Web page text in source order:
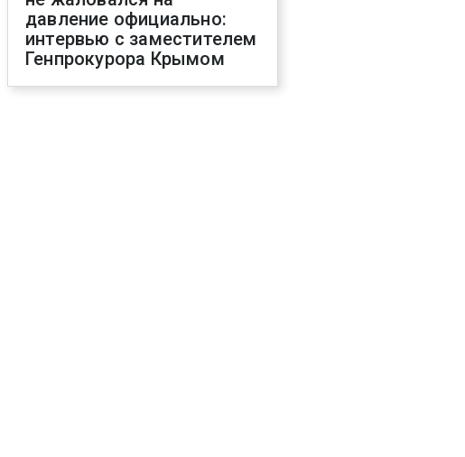
давление официально:
интервью с заместителем
Генпрокурора Крымом